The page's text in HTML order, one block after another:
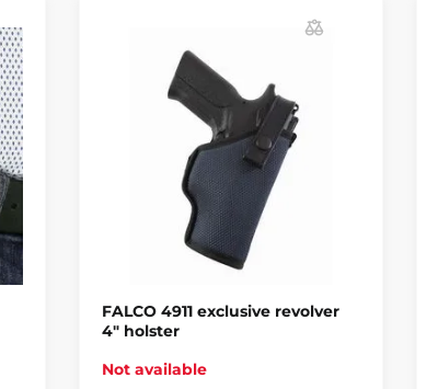
FALCO 4911 exclusive revolver
4" holster
Not available